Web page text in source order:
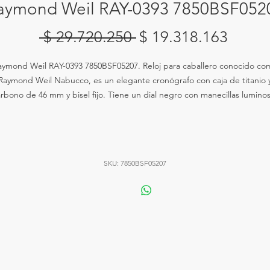
Weil RAY-0393
$ 29.720.250 Precio
$ 19.318.163
oferta
Weil RAY-0393 7850BSF05207. Reloj para caballero conocido
Weil Nabucco, es un elegante cronógrafo con caja de titanio
de 46 mm y bisel fijo. Tiene un dial negro con manecillas
con un ancho de 23 mm y un cierre desplegable. Además, tiene
SKU: 7850BSF05207